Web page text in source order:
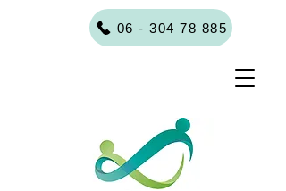
06 - 304 78 885